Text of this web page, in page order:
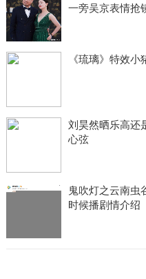
一旁吴京表情抢
《琉璃》特效
刘昊然晒乐高还
心弦
鬼吹灯之云南虫
时候播剧情介绍